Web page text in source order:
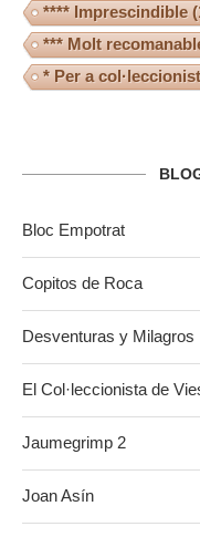
**** Imprescindible
*** Molt
* Per a
Bloc Empotrat
Copitos de Roca
Desventuras y Milagros
El Col·leccionista de
Jaumegrimp 2
Joan Asín